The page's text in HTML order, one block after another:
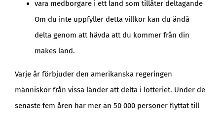
vara medborgare i ett land som tillåter deltagande
Om du inte uppfyller detta villkor kan du ändå
delta genom att hävda att du kommer från din
makes land.
Varje år förbjuder den amerikanska regeringen
människor från vissa länder att delta i lotteriet. Under de
senaste fem åren har mer än 50 000 personer flyttat till